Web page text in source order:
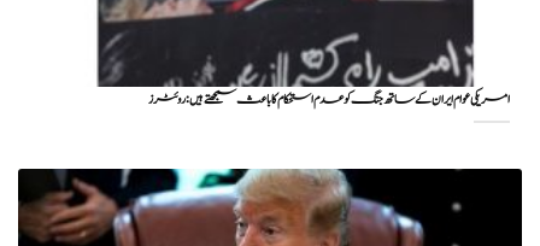
امریکی عوام ایران کے ساتھ جنگ کو عدم استحکام کا باعث سمجھتے ہیں: روئٹرز